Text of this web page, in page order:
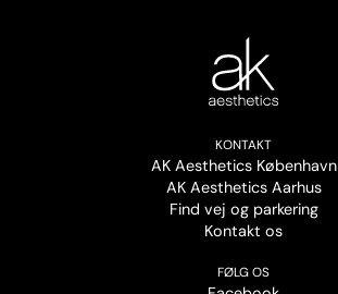
KONTAKT
AK Aesthetics København
AK Aesthetics Aarhus
Find vej og parkering
Kontakt os
FØLG OS